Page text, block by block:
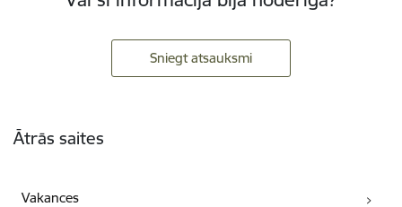
Sniegt atsauksmi
Ātrās saites
Vakances